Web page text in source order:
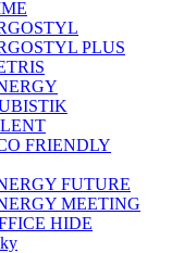
PLUS
FRIENDLY
FUTURE
MEETING
HIDE